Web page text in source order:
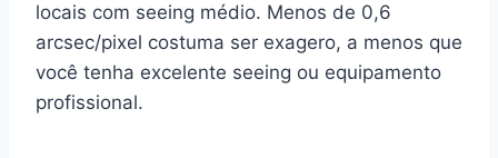
locais com seeing médio. Menos de 0,6
arcsec/pixel costuma ser exagero, a menos que
você tenha excelente seeing ou equipamento
profissional.